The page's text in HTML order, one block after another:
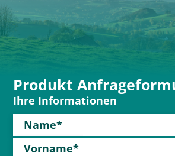
Produkt
Ihre Informationen
Name*
Vorname*